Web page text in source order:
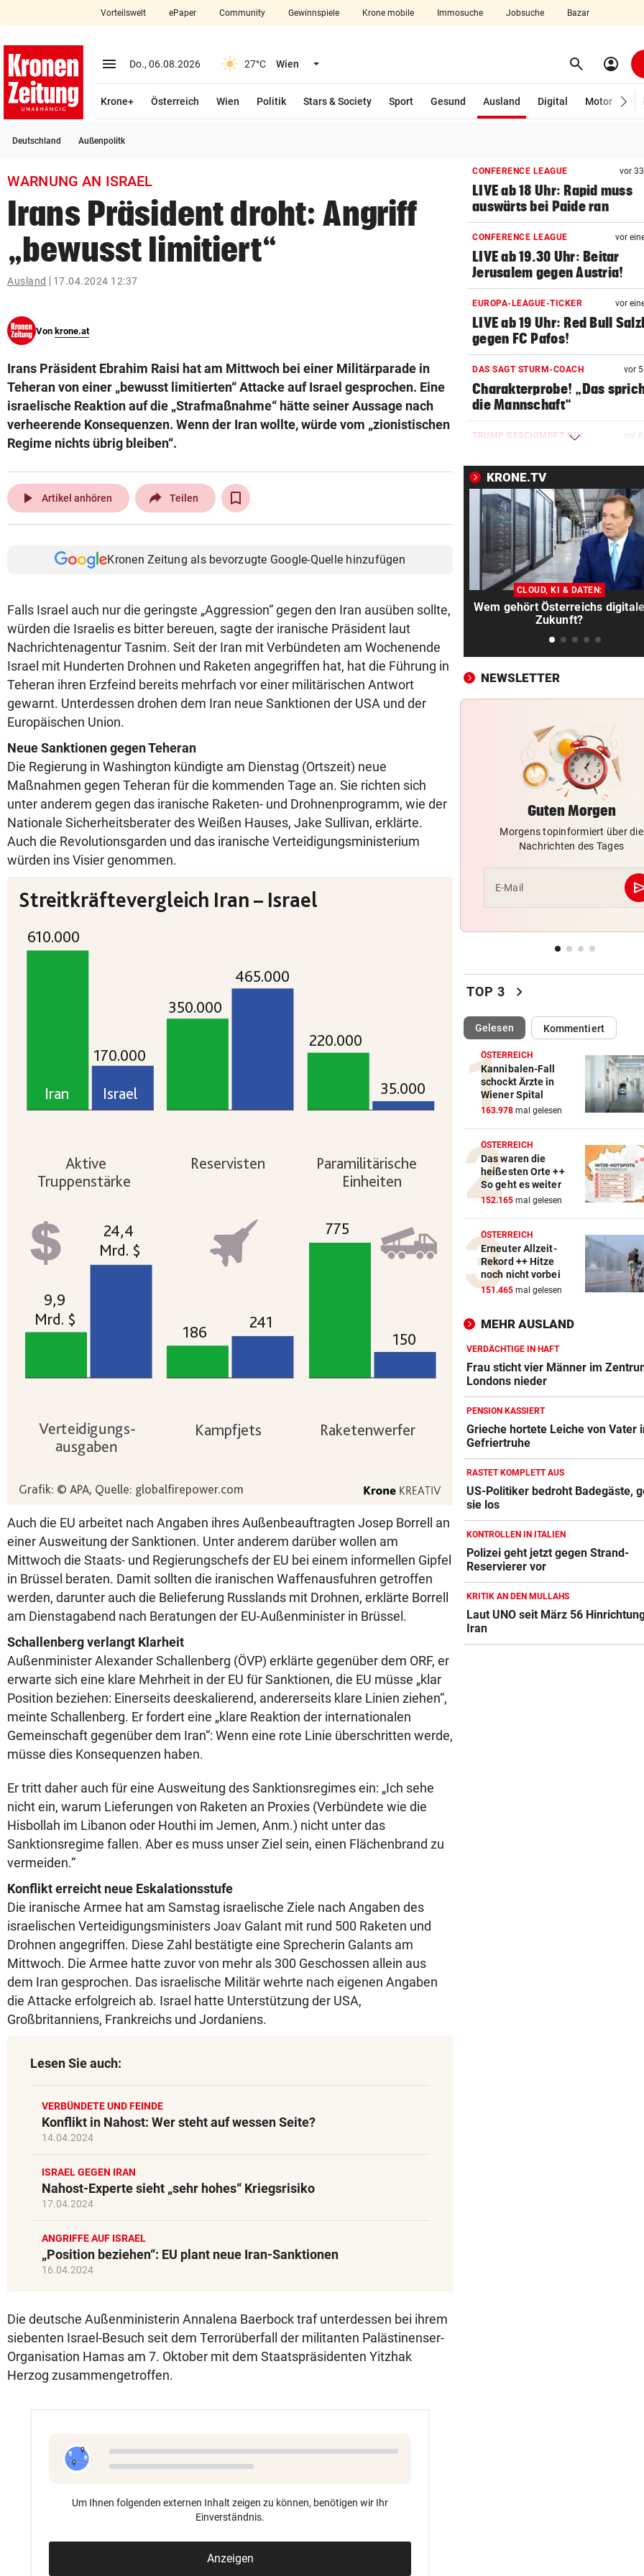
closeSchließen
account_circle Anmelden
arrow_right
search
Suchbegriff
eingeben
© Krone Multimedia GmbH & Co KG 2026
Vorteilswelt ePaper Community Gewinnspiele Krone mobile Immosuche Jobsuche Bazar
menu Menü aufklappen
Do., 06.08.2026 27°C Wien Menü aufklappen search Suchen
account_circle
Krone+ Österreich Wien Politik Stars & Society Sport Gesund Ausland
Digital
Motor
Deutschland Außenpolitk
WARNUNG AN ISRAEL
Irans Präsident droht: Angriff
„bewusst limitiert“
Ausland 17.04.2024 12:37
Von krone.at
Irans Präsident Ebrahim Raisi hat am Mittwoch bei einer Militärparade in
Teheran von einer „bewusst limitierten“ Attacke auf Israel gesprochen. Eine
israelische Reaktion auf die „Strafmaßnahme“ hätte seiner Aussage nach
verheerende Konsequenzen. Wenn der Iran wollte, würde vom „zionistischen
Regime nichts übrig bleiben“.
play_arrow Artikel anhören Teilen
Kronen Zeitung als bevorzugte Google-Quelle hinzufügen
Falls Israel auch nur die geringste „Aggression“ gegen den Iran ausüben sollte,
würden die Israelis es bitter bereuen, sagte der iranische Präsident laut
Nachrichtenagentur Tasnim. Seit der Iran mit Verbündeten am Wochenende
Israel mit Hunderten Drohnen und Raketen angegriffen hat, hat die Führung in
Teheran ihren Erzfeind bereits mehrfach vor einer militärischen Antwort
gewarnt. Unterdessen drohen dem Iran neue Sanktionen der USA und der
Europäischen Union.
Neue Sanktionen gegen Teheran
Die Regierung in Washington kündigte am Dienstag (Ortszeit) neue
Maßnahmen gegen Teheran für die kommenden Tage an. Sie richten sich
unter anderem gegen das iranische Raketen- und Drohnenprogramm, wie der
Nationale Sicherheitsberater des Weißen Hauses, Jake Sullivan, erklärte.
Auch die Revolutionsgarden und das iranische Verteidigungsministerium
würden ins Visier genommen.
Auch die EU arbeitet nach Angaben ihres Außenbeauftragten Josep Borrell an
einer Ausweitung der Sanktionen. Unter anderem darüber wollen am
Mittwoch die Staats- und Regierungschefs der EU bei einem informellen Gipfel
in Brüssel beraten. Damit sollten die iranischen Waffenausfuhren getroffen
werden, darunter auch die Belieferung Russlands mit Drohnen, erklärte Borrell
am Dienstagabend nach Beratungen der EU-Außenminister in Brüssel.
Schallenberg verlangt Klarheit
Außenminister Alexander Schallenberg (ÖVP) erklärte gegenüber dem ORF, er
erwarte sich eine klare Mehrheit in der EU für Sanktionen, die EU müsse „klar
Position beziehen: Einerseits deeskalierend, andererseits klare Linien ziehen“,
meinte Schallenberg. Er fordert eine „klare Reaktion der internationalen
Gemeinschaft gegenüber dem Iran“: Wenn eine rote Linie überschritten werde,
müsse dies Konsequenzen haben.
Er tritt daher auch für eine Ausweitung des Sanktionsregimes ein: „Ich sehe
nicht ein, warum Lieferungen von Raketen an Proxies (Verbündete wie die
Hisbollah im Libanon oder Houthi im Jemen, Anm.) nicht unter das
Sanktionsregime fallen. Aber es muss unser Ziel sein, einen Flächenbrand zu
vermeiden.“
Konflikt erreicht neue Eskalationsstufe
Die iranische Armee hat am Samstag israelische Ziele nach Angaben des
israelischen Verteidigungsministers Joav Galant mit rund 500 Raketen und
Drohnen angegriffen. Diese Zahl bestätigte eine Sprecherin Galants am
Mittwoch. Die Armee hatte zuvor von mehr als 300 Geschossen allein aus
dem Iran gesprochen. Das israelische Militär wehrte nach eigenen Angaben
die Attacke erfolgreich ab. Israel hatte Unterstützung der USA,
Großbritanniens, Frankreichs und Jordaniens.
Lesen Sie auch:
VERBÜNDETE UND FEINDE
Konflikt in Nahost: Wer steht auf wessen Seite?
14.04.2024
ISRAEL GEGEN IRAN
Nahost-Experte sieht „sehr hohes“ Kriegsrisiko
17.04.2024
ANGRIFFE AUF ISRAEL
„Position beziehen“: EU plant neue Iran-Sanktionen
16.04.2024
Die deutsche Außenministerin Annalena Baerbock traf unterdessen bei ihrem
siebenten Israel-Besuch seit dem Terrorüberfall der militanten Palästinenser-
Organisation Hamas am 7. Oktober mit dem Staatspräsidenten Yitzhak
Herzog zusammengetroffen.
Um Ihnen folgenden externen Inhalt zeigen zu können, benötigen wir Ihr
Einverständnis.
Anzeigen
CONFERENCE LEAGUE vor
LIVE ab 18 Uhr: Rapid muss
auswärts bei Paide ran
CONFERENCE LEAGUE vor
LIVE ab 19.30 Uhr: Beitar
Jerusalem gegen Austria!
EUROPA-LEAGUE-TICKER vor
LIVE ab 19 Uhr: Red Bull
gegen FC Pafos!
DAS SAGT STURM-COACH vor
Charakterprobe! „Das
die Mannschaft“
TRUMP BESCHIMPFT IHN vor
triumphiert bei Vorwahl
WIEDERHOLUNGSTÄTER vor 6
Nach Eklat: Sperre gegen
Eto‘o aufgehoben
REGEN IM ANMARSCH vor
Wie sich das Wetter nach
Rekord-Hitze umstellt
Sturm Graz bei Fenerbahce
Istanbul ohne Chance
MIT BOJE GEFUNDEN vor
Schwimmen im Wallersee
FRÜCHTL „NEUER ZWEIER“
Red Bull Salzburg hat neuen
Tormann gefunden
AM WEG ZUR WILDSPITZE vor 8
Bergsteiger stürzte 20 Meter
Gletscherspalte ab
vor
Zukunft?
500 Helfer kämpfen bei
gegen Inferno
BEI RONALDINHO-BESUCH
Nächster Brasilien-Star
den Wörthersee
DANK MEGA-ABLÖSE vor
Ex-Salzburg-Coach
Premier-League-Klub
CHAMPIONS-LEAGUE-QUALI vor
Darum spielte Sturm Graz
Brustsponsor
„KRONE“-INTERVIEW
Sabrina Setlur: „Mein Weg
hart, aber ehrlich“
CHAMPIONS-LEAGUE-QUALI vor
Young Boys Bern
WILDE FAHRT DURCH WIEN vor
Mann floh nach Unfall
Mit Schuss gestoppt
MIT FORSCHER UNTERWEGS vor 9
Bundespräsident zeigt: So
dramatisch ist die Lage
KRONE.TV
CLOUD, KI & DATEN:
Wem gehört Österreichs digitale
Zukunft?
NEWSLETTER
Guten Morgen
Morgens topinformiert über die
Nachrichten des Tages
E-Mail
TOP 3 chevron_right
Gelesen(ausgewählt)Kommentiert
ÖSTERREICH
Kannibalen-Fall
schockt Ärzte in
Wiener Spital
163.978 mal gelesen
ÖSTERREICH
Das waren die
heißesten Orte ++
So geht es weiter
152.165 mal gelesen
ÖSTERREICH
Erneuter Allzeit-
Rekord ++ Hitze
noch nicht vorbei
151.465 mal gelesen
MEHR AUSLAND
VERDÄCHTIGE IN HAFT
Frau sticht vier Männer im
Londons nieder
PENSION KASSIERT
Grieche hortete Leiche von Vater
Gefriertruhe
RASTET KOMPLETT AUS
US-Politiker bedroht Badegäste,
sie los
KONTROLLEN IN ITALIEN
Polizei geht jetzt gegen Strand-
Reservierer vor
KRITIK AN DEN MULLAHS
Laut UNO seit März 56
Iran